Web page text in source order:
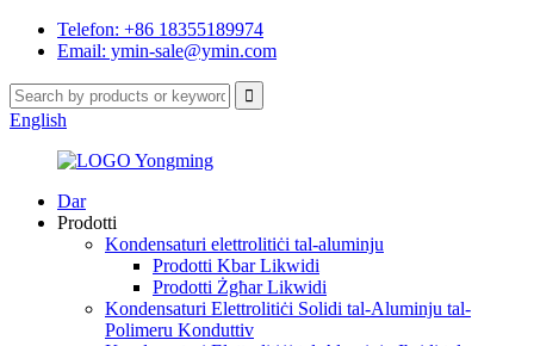
Telefon: +86 18355189974
Email: ymin-sale@ymin.com
English
Dar
Prodotti
Kondensaturi elettrolitiċi tal-aluminju
Prodotti Kbar Likwidi
Prodotti Żgħar Likwidi
Kondensaturi Elettrolitiċi Solidi tal-Aluminju tal-
Polimeru Konduttiv